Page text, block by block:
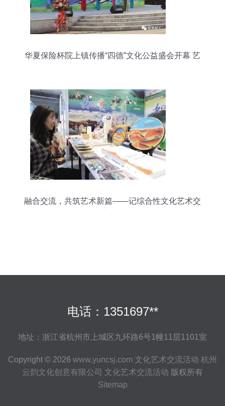
华夏保险杯院上镇传播“四德”文化公益盛会开幕 艺
融合交流，共筑艺术新篇——记综合性文化艺术交
电话：1351697**
地址：浙江省杭州市上城区九环路6号1幢11层1101室
Copyright © 2026 www.yuncsj.com 文化艺术交流活动 杭州
云韵文化创意有限公司 文化艺术交流活动 版权所有
Sitemap